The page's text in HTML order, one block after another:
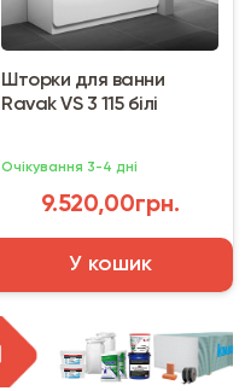
Шторки для ванни
Ravak VS 3 115 білі
Очікування 3-4 дні
9.520,00грн.
У кошик